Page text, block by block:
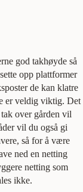
god takhøyde så
opp plattformer
de kan klatre
er veldig viktig. Det
over gården vil
vil du også gi
så for å være
ned en netting
netting som
ikke.